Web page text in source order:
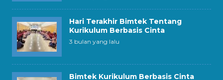
Hari Terakhir Bimtek Tentang
Kurikulum Berbasis Cinta
3 bulan yang lalu
Bimtek Kurikulum Berbasis Cinta